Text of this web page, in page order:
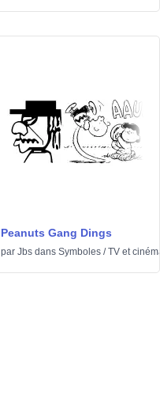
Peanuts Gang Dings
par Jbs dans Symboles /TV et